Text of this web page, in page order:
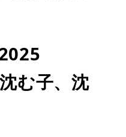
む子、沈